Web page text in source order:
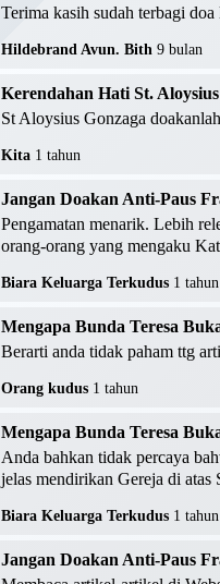
Terima kasih sudah terbagi
Hildebrand Avun. Bith 9 bulan
Kerendahan Hati St.
St Aloysius Gonzaga
Kita 1 tahun
Jangan Doakan Anti-Paus
Pengamatan menarik. Lebih
orang-orang yang mengaku
Biara Keluarga Terkudus 1 tahun
Mengapa Bunda Teresa
Berarti anda tidak paham ttg
Orang kudus 1 tahun
Mengapa Bunda Teresa
Anda bahkan tidak percaya
jelas mendirikan Gereja di
Biara Keluarga Terkudus 1 tahun
Jangan Doakan Anti-Paus